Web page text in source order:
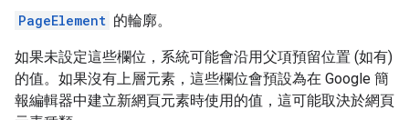
PageElement 的輪廓。
如果未設定這些欄位，系統可能會沿用父項預留位置 (如有)
的值。如果沒有上層元素，這些欄位會預設為在 Google 簡
報編輯器中建立新網頁元素時使用的值，這可能取決於網頁